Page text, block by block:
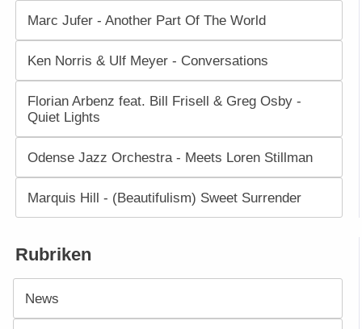
Marc Jufer - Another Part Of The World
Ken Norris & Ulf Meyer - Conversations
Florian Arbenz feat. Bill Frisell & Greg Osby -
Quiet Lights
Odense Jazz Orchestra - Meets Loren Stillman
Marquis Hill - (Beautifulism) Sweet Surrender
Rubriken
News